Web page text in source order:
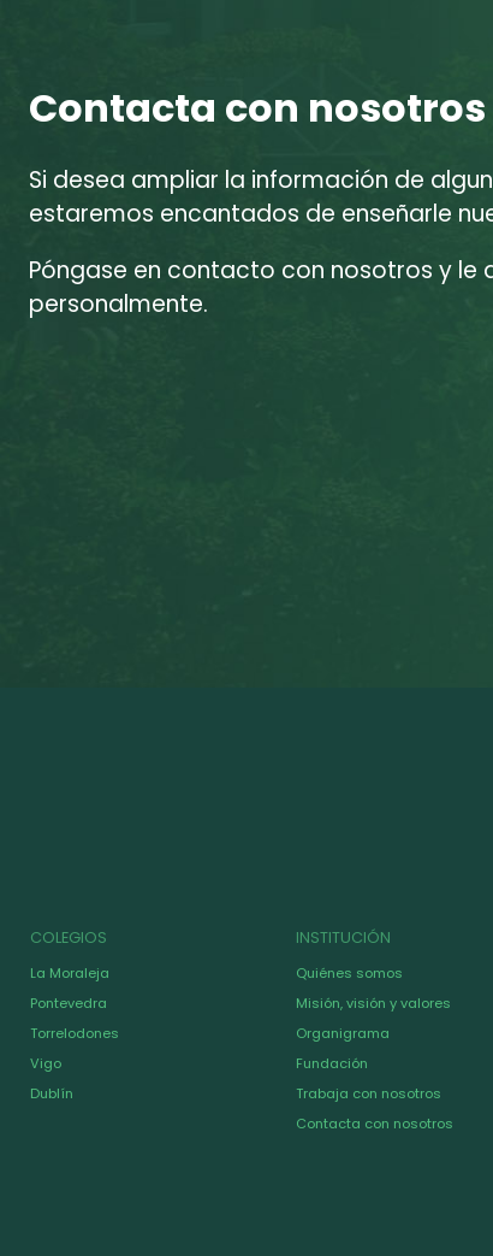
Contacta con nosotros
Si desea ampliar la información de
estaremos encantados de enseñarle
Póngase en contacto con nosotros y le
personalmente.
COLEGIOS
La Moraleja
Pontevedra
Torrelodones
Vigo
Dublín
INSTITUCIÓN
Quiénes somos
Misión, visión y valores
Organigrama
Fundación
Trabaja con nosotros
Contacta con nosotros